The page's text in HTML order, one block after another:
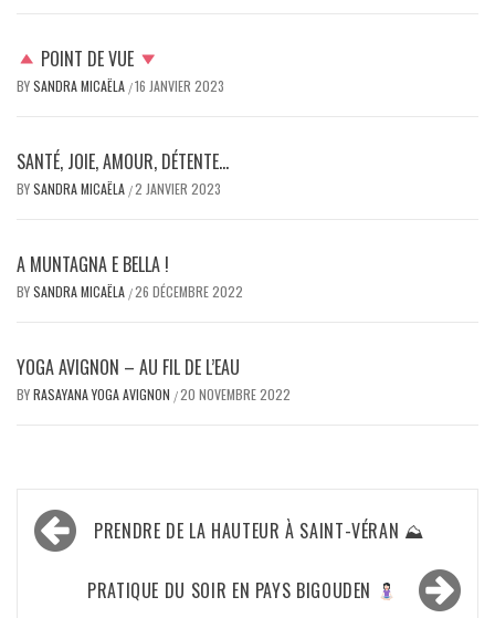
POINT DE VUE
BYSANDRA MICAËLA /16 JANVIER 2023
SANTÉ, JOIE, AMOUR, DÉTENTE…
BYSANDRA MICAËLA /2 JANVIER 2023
A MUNTAGNA E BELLA !
BYSANDRA MICAËLA /26 DÉCEMBRE 2022
YOGA AVIGNON – AU FIL DE L’EAU
BYRASAYANA YOGA AVIGNON /20 NOVEMBRE 2022
Navigation
de
l’article
PRENDRE DE LA HAUTEUR À SAINT-VÉRAN ⛰
PRATIQUE DU SOIR EN PAYS BIGOUDEN